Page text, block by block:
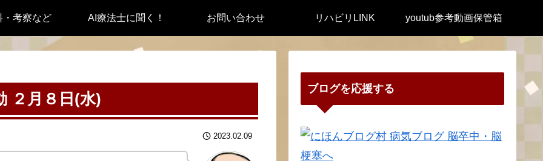
・考察など AI療法士に聞く！ お問い合わせ リハビリLINK youtub参考動画保管箱
２月８日(水)
2023.02.09
ブログを応援する